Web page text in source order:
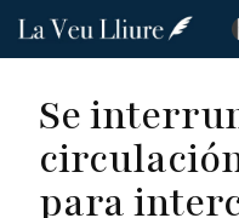
Pasar
principal
Se
para